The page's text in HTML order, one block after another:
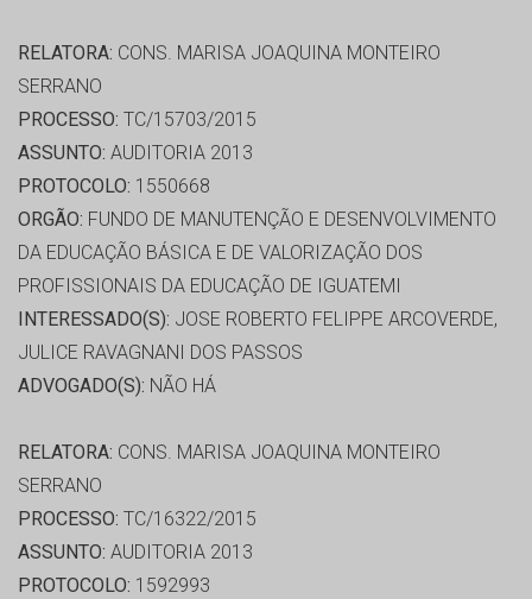
RELATORA: CONS. MARISA JOAQUINA MONTEIRO
SERRANO
PROCESSO: TC/15703/2015
ASSUNTO: AUDITORIA 2013
PROTOCOLO: 1550668
ORGÃO: FUNDO DE MANUTENÇÃO E DESENVOLVIMENTO
DA EDUCAÇÃO BÁSICA E DE VALORIZAÇÃO DOS
PROFISSIONAIS DA EDUCAÇÃO DE IGUATEMI
INTERESSADO(S): JOSE ROBERTO FELIPPE ARCOVERDE,
JULICE RAVAGNANI DOS PASSOS
ADVOGADO(S): NÃO HÁ
RELATORA: CONS. MARISA JOAQUINA MONTEIRO
SERRANO
PROCESSO: TC/16322/2015
ASSUNTO: AUDITORIA 2013
PROTOCOLO: 1592993